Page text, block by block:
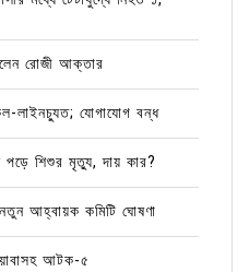
রোজী আক্তার
লাইনচ্যুত; যোগাযোগ বন্ধ
পড়ে শিশুর মৃত্যু, দায় কার?
আহ্বায়ক কমিটি ঘোষণা
আটক-৫